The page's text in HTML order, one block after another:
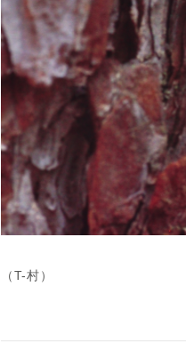
（T-村）